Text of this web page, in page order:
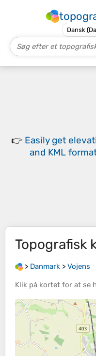
👉 Easily get
and KML
Topografisk
> Danmark > Vojens
Klik på kortet for at se